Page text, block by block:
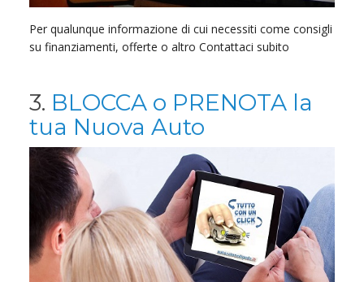
Per qualunque informazione di cui necessiti come consigli
su finanziamenti, offerte o altro Contattaci subito
3. BLOCCA o PRENOTA la
tua Nuova Auto